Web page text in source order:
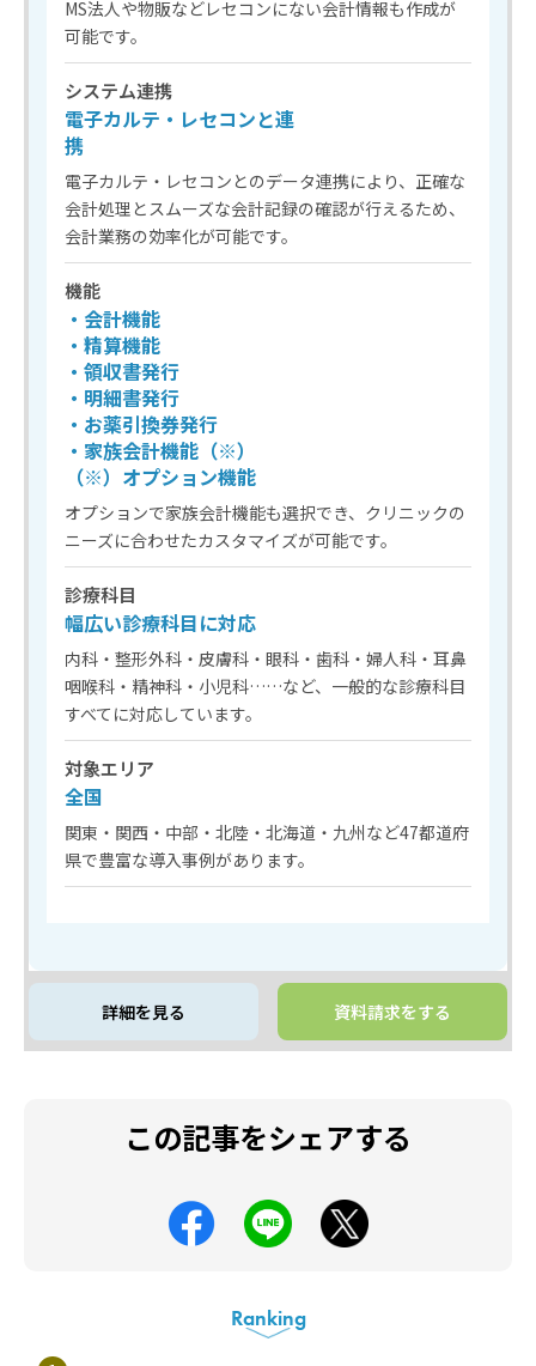
MS法人や物販などレセコンにない会計情報も作成が
可能です。
システム連携
電子カルテ・レセコンと連
携
電子カルテ・レセコンとのデータ連携により、正確な
会計処理とスムーズな会計記録の確認が行えるため、
会計業務の効率化が可能です。
機能
・会計機能
・精算機能
・領収書発行
・明細書発行
・お薬引換券発行
・家族会計機能（※）
（※）オプション機能
オプションで家族会計機能も選択でき、クリニックの
ニーズに合わせたカスタマイズが可能です。
診療科目
幅広い診療科目に対応
内科・整形外科・皮膚科・眼科・歯科・婦人科・耳鼻
咽喉科・精神科・小児科……など、一般的な診療科目
すべてに対応しています。
対象エリア
全国
関東・関西・中部・北陸・北海道・九州など47都道府
県で豊富な導入事例があります。
詳細を見る 資料請求をする
この記事をシェアする
Ranking